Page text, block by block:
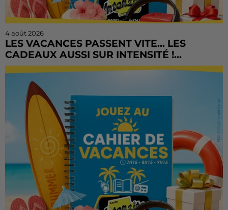
4 août 2026
LES VACANCES PASSENT VITE... LES
CADEAUX AUSSI SUR INTENSITÉ !...
L'été file à toute vitesse, mais il est encore temps de
sur Radio Intensité avec des centaines de...